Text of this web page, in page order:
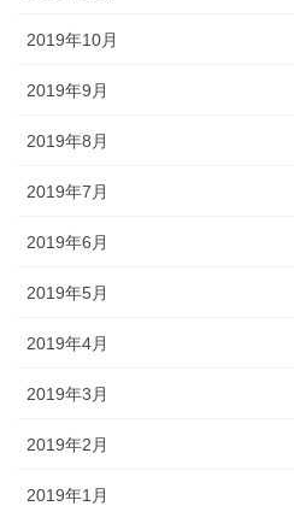
2019年10月
2019年9月
2019年8月
2019年7月
2019年6月
2019年5月
2019年4月
2019年3月
2019年2月
2019年1月